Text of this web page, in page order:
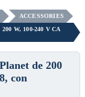
ACCESSORIES
W, 100-240 V CA
de 200
con